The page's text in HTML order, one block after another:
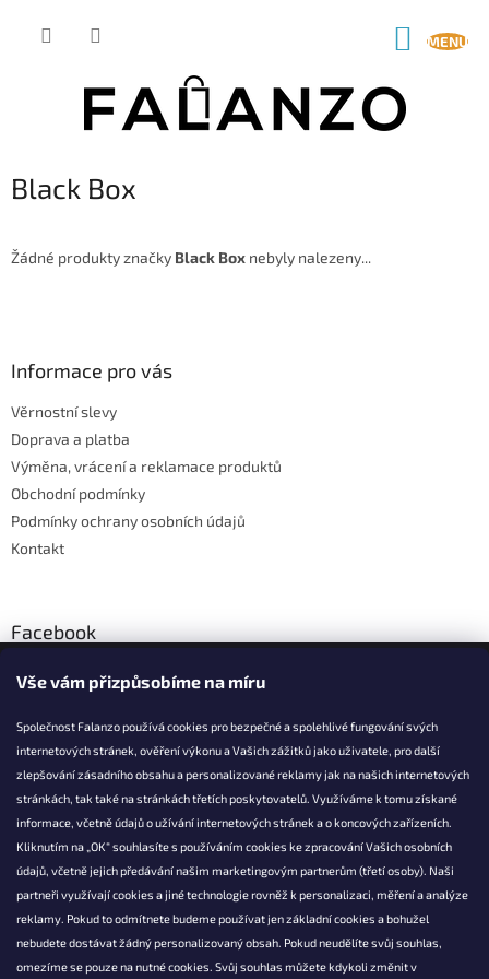
Vše vám přizpůsobíme na míru
Společnost Falanzo používá cookies pro bezpečné a spolehlivé fungování svých
internetových stránek, ověření výkonu a Vašich zážitků jako uživatele, pro další
zlepšování zásadního obsahu a personalizované reklamy jak na našich internetových
stránkách, tak také na stránkách třetích poskytovatelů. Využíváme k tomu získané
informace, včetně údajů o užívání internetových stránek a o koncových zařízeních.
Kliknutím na „OK“ souhlasíte s používáním cookies ke zpracování Vašich osobních
údajů, včetně jejich předávání našim marketingovým partnerům (třetí osoby). Naši
partneři využívají cookies a jiné technologie rovněž k personalizaci, měření a analýze
reklamy. Pokud to odmítnete budeme používat jen základní cookies a bohužel
nebudete dostávat žádný personalizovaný obsah. Pokud neudělíte svůj souhlas,
omezíme se pouze na nutné cookies. Svůj souhlas můžete kdykoli změnit v
Black Box
Žádné produkty značky Black Box nebyly nalezeny...
Informace pro vás
Věrnostní slevy
Doprava a platba
Výměna, vrácení a reklamace produktů
Obchodní podmínky
Podmínky ochrany osobních údajů
Kontakt
Facebook
KONTAKT
info@falanzo.cz
Falanzo.cz
FalanzoCZ